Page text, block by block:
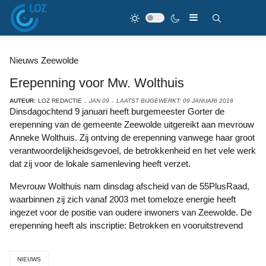
Nieuws Zeewolde
Erepenning voor Mw. Wolthuis
AUTEUR: LOZ REDACTIE JAN 09 LAATST BIJGEWERKT: 09 JANUARI 2018
Dinsdagochtend 9 januari heeft burgemeester Gorter de
erepenning van de gemeente Zeewolde uitgereikt aan mevrouw
Anneke Wolthuis. Zij ontving de erepenning vanwege haar groot
verantwoordelijkheidsgevoel, de betrokkenheid en het vele werk
dat zij voor de lokale samenleving heeft verzet.
Mevrouw Wolthuis nam dinsdag afscheid van de 55PlusRaad,
waarbinnen zij zich vanaf 2003 met tomeloze energie heeft
ingezet voor de positie van oudere inwoners van Zeewolde. De
erepenning heeft als inscriptie: Betrokken en vooruitstrevend
NIEUWS